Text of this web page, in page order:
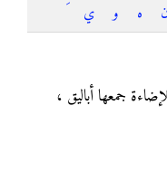
ن ه و ي
جمعها أباليق ،